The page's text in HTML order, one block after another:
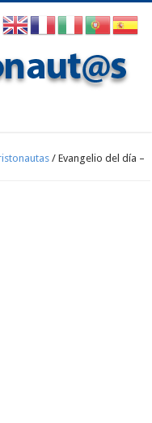
/ Evangelio del día –